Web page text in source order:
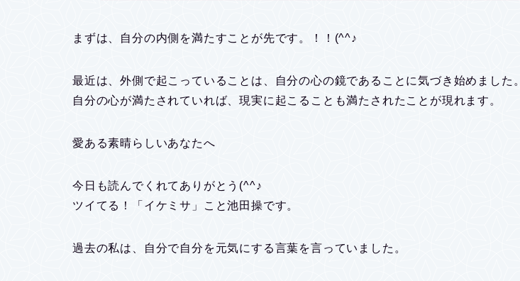
まずは、自分の内側を満たすことが先です。！！(^^♪
最近は、外側で起こっていることは、自分の心の鏡であることに気づき始めました。
自分の心が満たされていれば、現実に起こることも満たされたことが現れます。
愛ある素晴らしいあなたへ
今日も読んでくれてありがとう(^^♪
ツイてる！「イケミサ」こと池田操です。
過去の私は、自分で自分を元気にする言葉を言っていました。